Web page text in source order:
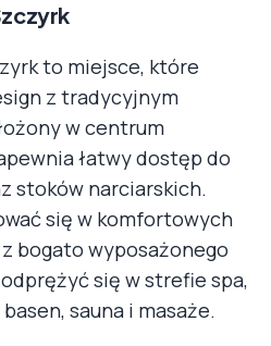
to miejsce, które
z tradycyjnym
w centrum
łatwy dostęp do
stoków narciarskich.
się w komfortowych
bogato wyposażonego
się w strefie spa,
sauna i masaże.